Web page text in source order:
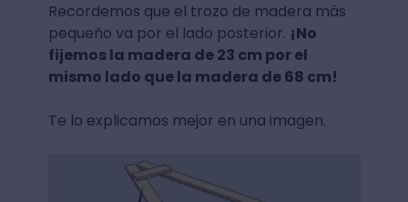
Recordemos que el trozo de madera más
pequeño va por el lado posterior. ¡No
fijemos la madera de 23 cm por el
mismo lado que la madera de 68 cm!
Te lo explicamos mejor en una imagen.